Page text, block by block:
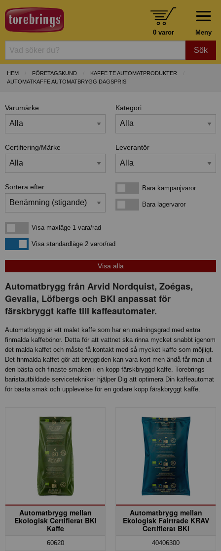
Meny
0 varor
Sök
HEM FÖRETAGSKUND
KAFFE TE AUTOMATPRODUKTER
AUTOMATKAFFE AUTOMATBRYGG DAGSPRIS
Varumärke Kategori
Certifiering/Märke Leverantör
Sortera efter Bara kampanjvarorBara kampanjvaror
Bara lagervarorBara lagervaror
Visa maxläge 1 vara/rad
Visa maxläge 1 vara/rad
Visa standardlägeVisa standardläge 2 varor/rad
Automatbrygg från Arvid Nordquist, Zoégas,
Gevalia, Löfbergs och BKI anpassat för
färskbryggt kaffe till kaffeautomater.
Automatbrygg är ett malet kaffe som har en malningsgrad med extra
finmalda kaffebönor. Detta för att vattnet ska rinna mycket snabbt igenom
det malda kaffet och måste få kontakt med så mycket kaffe som möjligt.
Det finmalda kaffet gör att bryggtiden kan vara kort men ändå får man ut
den bästa och finaste smaken i en kopp färskbryggd kaffe. Torebrings
baristautbildade servicetekniker hjälper Dig att optimera Din kaffeautomat
för bästa smak och upplevelse för en godare kopp färskbryggt kaffe.
Automatbrygg mellan
Ekologisk Certifierat BKI
Kaffe
60620
Automatbrygg mellan
Ekologisk Fairtrade KRAV
Certifierat BKI
40406300